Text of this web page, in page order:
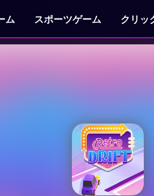
ム スポーツゲーム クリッ